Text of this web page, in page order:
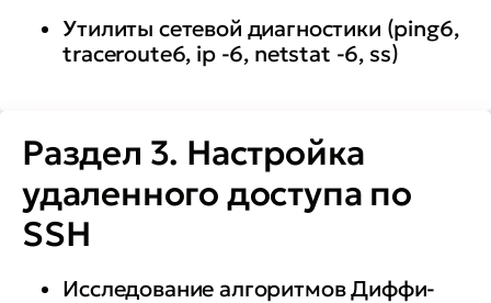
веб-сервер Apache2 и
виртуальный хостинг
комплекс программ
электронной почты
• настраивать службу и клиента
печати CUPS с помощью
Утилиты сетевой диагностики (ping6,
traceroute6, ip -6, netstat -6, ss)
Раздел 3. Настройка
удаленного доступа по
SSH
Исследование алгоритмов Диффи-